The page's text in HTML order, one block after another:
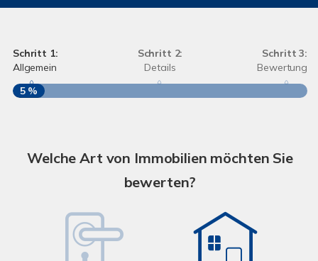
Schritt 1:
Allgemein
Schritt 2:
Details
Schritt 3:
Bewertung
5 %
Welche Art von Immobilien möchten Sie
bewerten?